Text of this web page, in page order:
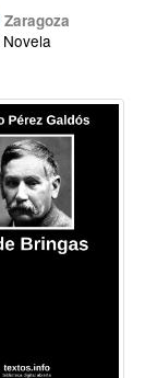
Zaragoza
Novela